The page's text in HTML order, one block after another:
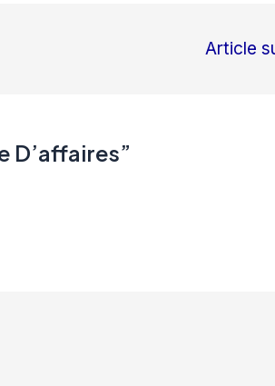
Article
D’affaires”